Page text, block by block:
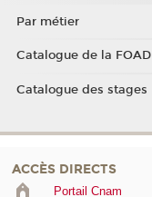
Par métier
Catalogue de la FOAD
Catalogue des stages
ACCÈS DIRECTS
Portail Cnam